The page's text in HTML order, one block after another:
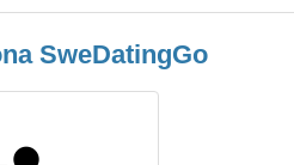
SweDatingGo